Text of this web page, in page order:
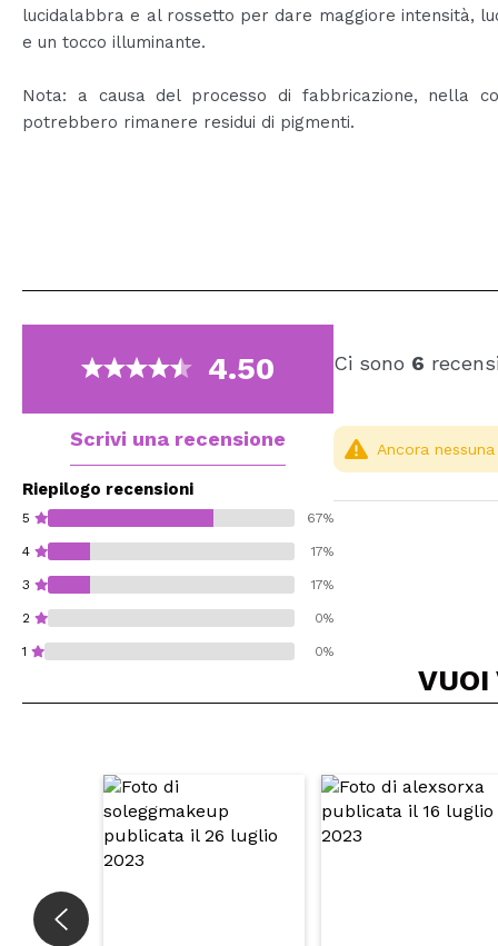
lucidalabbra e al rossetto per dare maggiore intensità,
e un tocco illuminante.
Nota: a causa del processo di fabbricazione, nella
potrebbero rimanere residui di pigmenti.
4.50
Scrivi una recensione
Riepilogo recensioni
5 67%
4 17%
3 17%
2 0%
1 0%
Ci sono 6
Consiglieresti
Ancora
VUOI